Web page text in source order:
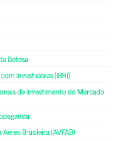
Defesa
Investidores (IBRI)
de Investimento do Mercado
Brasileira (AVFAB)